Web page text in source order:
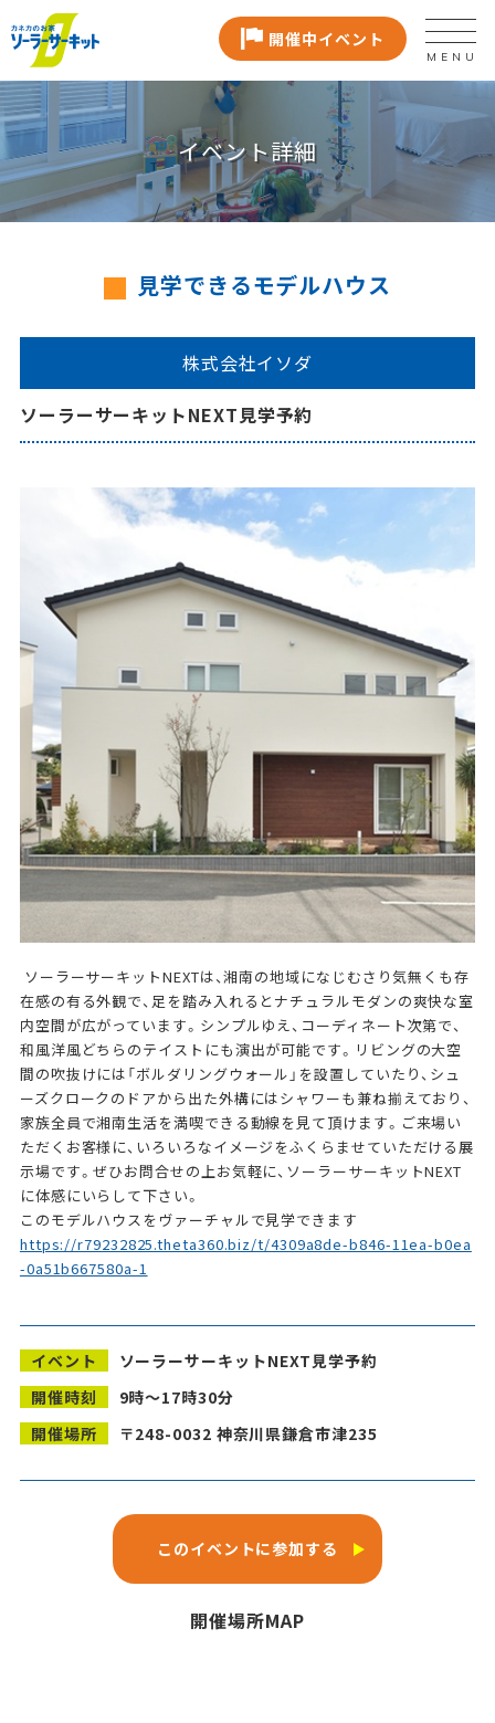
開催中イベント
MENU
イベント詳細
見学できるモデルハウス
株式会社イソダ
ソーラーサーキットNEXT見学予約
ソーラーサーキットNEXTは、湘南の地域になじむさり気無くも存
在感の有る外観で、足を踏み入れるとナチュラルモダンの爽快な室
内空間が広がっています。シンプルゆえ、コーディネート次第で、
和風洋風どちらのテイストにも演出が可能です。リビングの大空
間の吹抜けには「ボルダリングウォール」を設置していたり、シュ
ーズクロークのドアから出た外構にはシャワーも兼ね揃えており、
家族全員で湘南生活を満喫できる動線を見て頂けます。ご来場い
ただくお客様に、いろいろなイメージをふくらませていただける展
示場です。ぜひお問合せの上お気軽に、ソーラーサーキットNEXT
に体感にいらして下さい。
このモデルハウスをヴァーチャルで見学できます
https://r79232825.theta360.biz/t/4309a8de-b846-11ea-b0ea
-0a51b667580a-1
イベント
ソーラーサーキットNEXT見学予約
開催時刻
9時〜17時30分
開催場所
〒248-0032 神奈川県鎌倉市津235
このイベントに参加する
開催場所MAP